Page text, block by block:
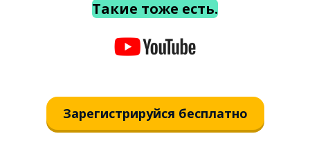
Такие тоже есть.
Зарегистрируйся бесплатно